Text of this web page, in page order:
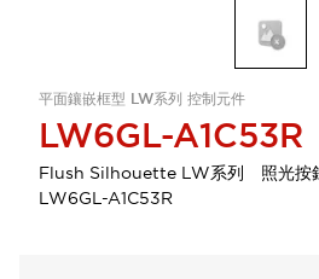
平面鑲嵌框型 LW系列 控制元件
LW6GL-A1C53R
Flush Silhouette LW系列 照光
LW6GL-A1C53R